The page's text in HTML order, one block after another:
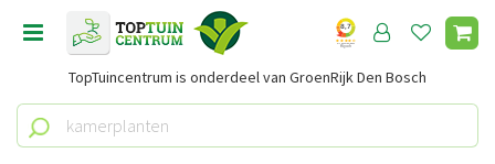
TopTuincentrum is onderdeel van GroenRijk Den Bosch